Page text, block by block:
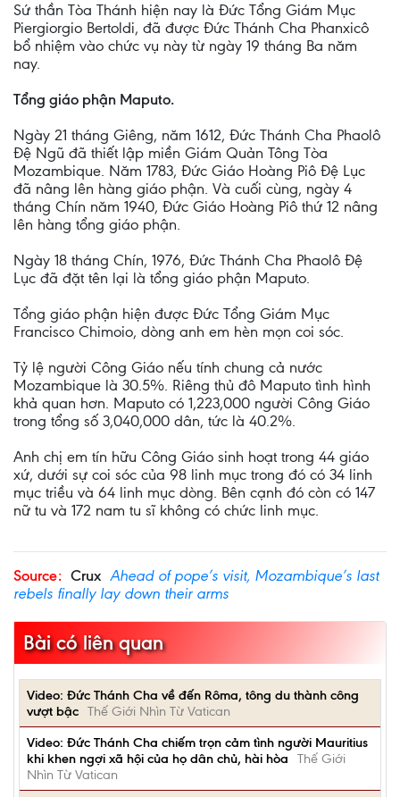
Sứ thần Tòa Thánh hiện nay là Đức Tổng Giám Mục
Piergiorgio Bertoldi, đã được Đức Thánh Cha Phanxicô
bổ nhiệm vào chức vụ này từ ngày 19 tháng Ba năm
nay.
Tổng giáo phận Maputo.
Ngày 21 tháng Giêng, năm 1612, Đức Thánh Cha Phaolô
Đệ Ngũ đã thiết lập miền Giám Quản Tông Tòa
Mozambique. Năm 1783, Đức Giáo Hoàng Piô Đệ Lục
đã nâng lên hàng giáo phận. Và cuối cùng, ngày 4
tháng Chín năm 1940, Đức Giáo Hoàng Piô thứ 12 nâng
lên hàng tổng giáo phận.
Ngày 18 tháng Chín, 1976, Đức Thánh Cha Phaolô Đệ
Lục đã đặt tên lại là tổng giáo phận Maputo.
Tổng giáo phận hiện được Đức Tổng Giám Mục
Francisco Chimoio, dòng anh em hèn mọn coi sóc.
Tỷ lệ người Công Giáo nếu tính chung cả nước
Mozambique là 30.5%. Riêng thủ đô Maputo tình hình
khả quan hơn. Maputo có 1,223,000 người Công Giáo
trong tổng số 3,040,000 dân, tức là 40.2%.
Anh chị em tín hữu Công Giáo sinh hoạt trong 44 giáo
xứ, dưới sự coi sóc của 98 linh mục trong đó có 34 linh
mục triều và 64 linh mục dòng. Bên cạnh đó còn có 147
nữ tu và 172 nam tu sĩ không có chức linh mục.
Source: Crux Ahead of pope’s visit, Mozambique’s last
rebels finally lay down their arms
Bài có liên quan
Video: Đức Thánh Cha về đến Rôma, tông du thành công
vượt bậc Thế Giới Nhìn Từ Vatican
Video: Đức Thánh Cha chiếm trọn cảm tình người Mauritius
khi khen ngợi xã hội của họ dân chủ, hài hòa
Thế Giới
Nhìn Từ Vatican